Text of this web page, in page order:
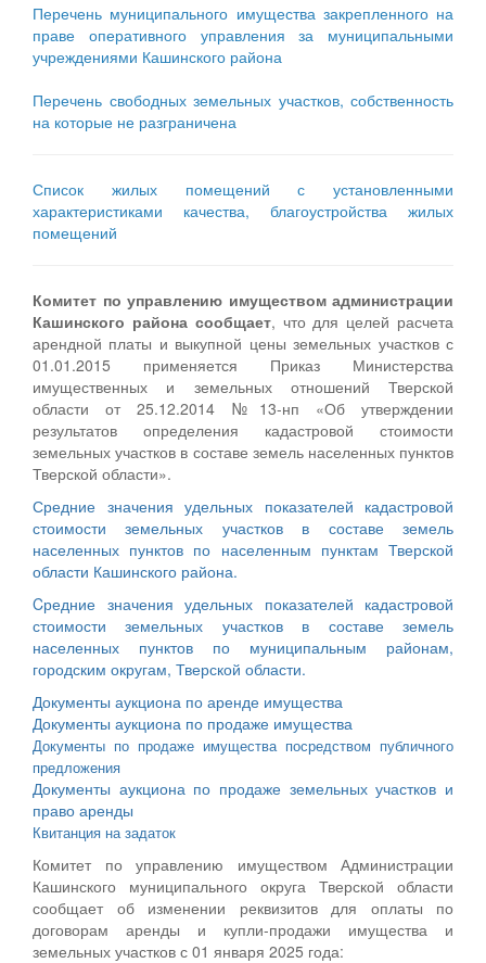
Перечень муниципального имущества закрепленного на
праве оперативного управления за муниципальными
учреждениями Кашинского района
Перечень свободных земельных участков, собственность
на которые не разграничена
Список жилых помещений с установленными
характеристиками качества, благоустройства жилых
помещений
Комитет по управлению имуществом администрации
Кашинского района сообщает, что для целей расчета
арендной платы и выкупной цены земельных участков с
01.01.2015 применяется Приказ Министерства
имущественных и земельных отношений Тверской
области от 25.12.2014 №13-нп «Об утверждении
результатов определения кадастровой стоимости
земельных участков в составе земель населенных пунктов
Тверской области».
Средние значения удельных показателей кадастровой
стоимости земельных участков в составе земель
населенных пунктов по населенным пунктам Тверской
области Кашинского района.
Cредние значения удельных показателей кадастровой
стоимости земельных участков в составе земель
населенных пунктов по муниципальным районам,
городским округам, Тверской области.
Документы аукциона по аренде имущества
Документы аукциона по продаже имущества
Документы по продаже имущества посредством публичного
предложения
Документы аукциона по продаже земельных участков и
право аренды
Квитанция на задаток
Комитет по управлению имуществом Администрации
Кашинского муниципального округа Тверской области
сообщает об изменении реквизитов для оплаты по
договорам аренды и купли-продажи имущества и
земельных участков с 01 января 2025 года: